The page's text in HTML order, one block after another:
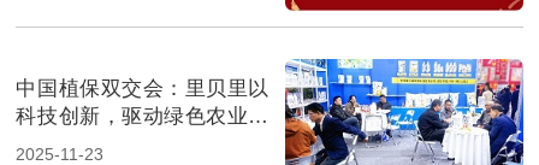
中国植保双交会：里贝里以
科技创新，驱动绿色农业新
征程！
2025-11-23